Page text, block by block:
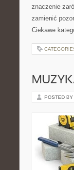
znaczenie
zamienić
Ciekawe
POSTED BY